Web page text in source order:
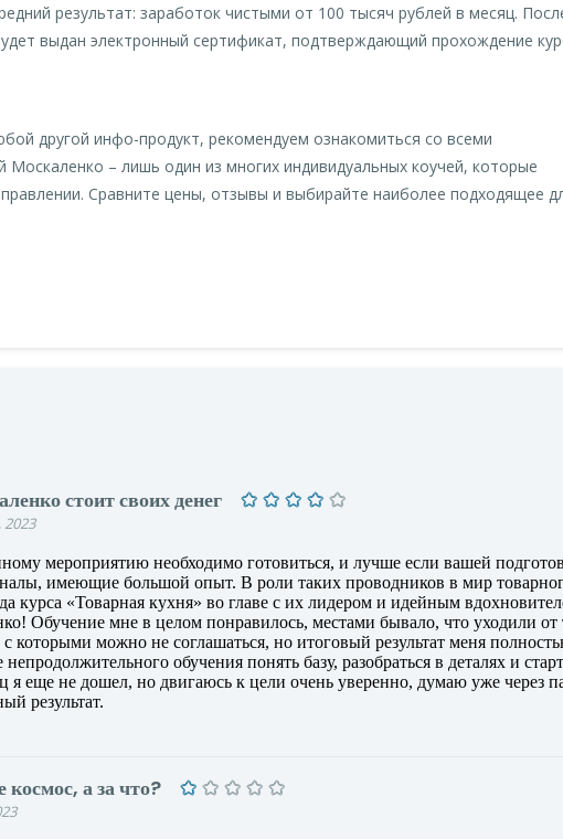
результат: заработок чистыми от 100 тысяч рублей в месяц.
выдан электронный сертификат, подтверждающий прохождение
другой инфо-продукт, рекомендуем ознакомиться со всеми
– лишь один из многих индивидуальных коучей, которые
Сравните цены, отзывы и выбирайте наиболее подходящее
стоит своих денег
мероприятию необходимо готовиться, и лучше если вашей
имеющие большой опыт. В роли таких проводников в мир
курса «Товарная кухня» во главе с их лидером и идейным
Обучение мне в целом понравилось, местами бывало, что уходили от
которыми можно не соглашаться, но итоговый результат меня
обучения понять базу, разобраться в деталях и
я еще не дошел, но двигаюсь к цели очень уверенно, думаю уже через
результат.
а за что?